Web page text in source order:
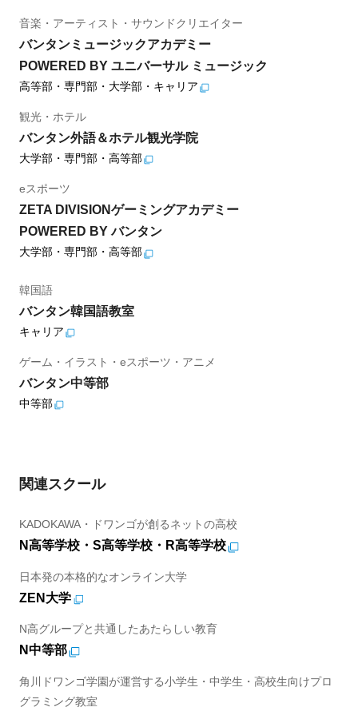
音楽・アーティスト・サウンドクリエイター
バンタンミュージックアカデミー
POWERED BY ユニバーサル ミュージック
高等部・専門部・大学部・キャリア
観光・ホテル
バンタン外語＆ホテル観光学院
大学部・専門部・高等部
eスポーツ
ZETA DIVISIONゲーミングアカデミー
POWERED BY バンタン
大学部・専門部・高等部
韓国語
バンタン韓国語教室
キャリア
ゲーム・イラスト・eスポーツ・アニメ
バンタン中等部
中等部
関連スクール
KADOKAWA・ドワンゴが創るネットの高校
N高等学校・S高等学校・R高等学校
日本発の本格的なオンライン大学
ZEN大学
N高グループと共通したあたらしい教育
N中等部
角川ドワンゴ学園が運営する小学生・中学生・高校生向けプロ
グラミング教室